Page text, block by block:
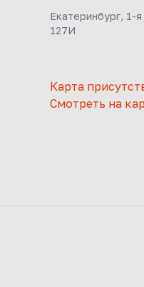
Екатеринбург, 1-
127И
Карта
Смотреть на